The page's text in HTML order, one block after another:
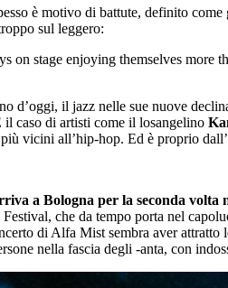
è motivo di battute, definito
sul leggero:
on stage enjoying themselves more
d’oggi, il jazz nelle sue nuove
caso di artisti come il losangelino
vicini all’hip-hop. Ed è proprio
a Bologna per la seconda
Festival, che da tempo porta nel
di Alfa Mist sembra aver attratto
nella fascia degli -anta, con